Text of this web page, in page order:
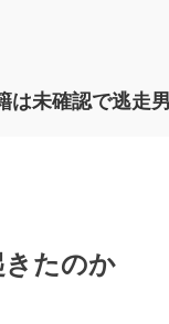
は未確認で逃走
たのか